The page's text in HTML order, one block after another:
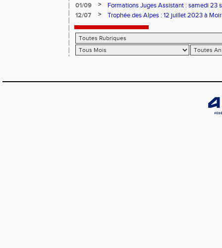
01/09
>
Formations Juges Assistant : samedi 23
12/07
> Trophée des Alpes : 12 juillet 2023 à